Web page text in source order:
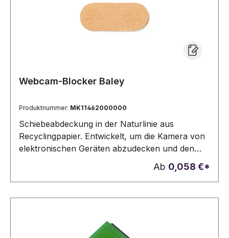
Webcam-Blocker Baley
Produktnummer: MK11462000000
Schiebeabdeckung in der Naturlinie aus
Recyclingpapier. Entwickelt, um die Kamera von
elektronischen Geräten abzudecken und den
Schutz der Privatsphäre zu gewährleisten. Mit
3M-Kleber, der extra starke Fixierung und
rückstandsfrei, wenn vom Gerät
entfernt.Haftend
Ab 0,058 €*